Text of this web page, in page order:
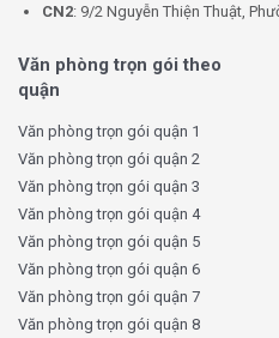
Văn phòng PLS Hồng Lĩnh
Giá thuê văn
Building bao
Giá thuê văn phòng tại
động từ14 USD/m²/tháng
2 USD/m²/tháng. Các chi
phí gửi xe máy, phí gửi ô tô
với Ban quản lý tòa nhà.
tòa nhà văn phòng hạng C
CN2: 9/2 Nguyễn Thiện Thuật,
Văn phòng trọn gói theo
quận
Văn phòng trọn gói quận 1
Văn phòng trọn gói quận 2
Văn phòng trọn gói quận 3
Văn phòng trọn gói quận 4
Văn phòng trọn gói quận 5
Văn phòng trọn gói quận 6
Văn phòng trọn gói quận 7
Văn phòng trọn gói quận 8